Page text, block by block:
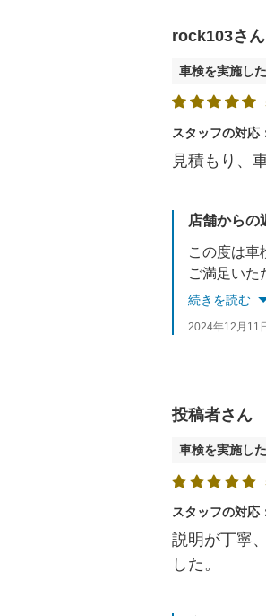
rock103さん
車検を実施し
スタッフの対応
見積もり、
店舗からの
この度は車
ご満足いた
ありがとう
続きを読む
2024年12月11
投稿者さん
車検を実施し
スタッフの対応
説明が丁寧
した。